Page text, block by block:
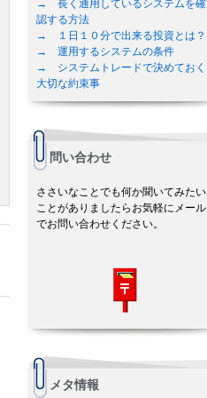
→ 長く通用しているシステムを確
認する方法
→ １日１０分で出来る投資とは？
→ 運用するシステムの条件
→ システムトレードで決めておく
大切な約束事
問い合わせ
ささいなことでも何か聞いてみたい
ことがありましたらお気軽にメール
でお問い合わせください。
メタ情報